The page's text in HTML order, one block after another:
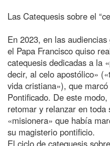
Las Catequesis sobre el
En 2023, en las
el Papa Francisco quiso
catequesis dedicadas a la
decir, al celo apostólico»
vida cristiana»), que
Pontificado. De este
retomar y relanzar en toda
«misionera» que había
su magisterio pontificio.
El ciclo de catequesis